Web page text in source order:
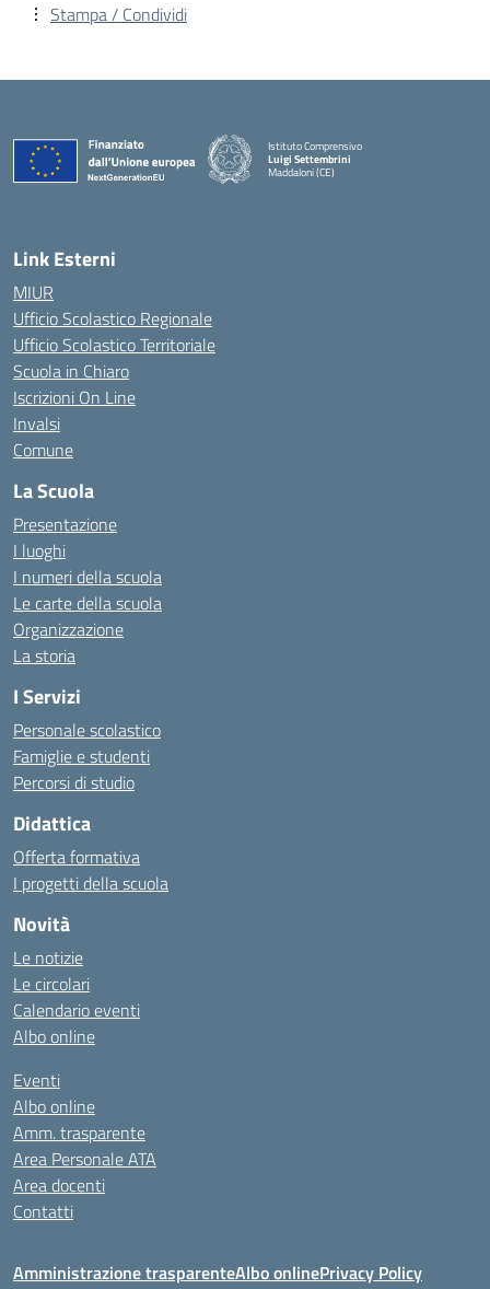
Stampa / Condividi
Istituto Comprensivo
Luigi Settembrini
Maddaloni (CE)
Link Esterni
MIUR
Ufficio Scolastico Regionale
Ufficio Scolastico Territoriale
Scuola in Chiaro
Iscrizioni On Line
Invalsi
Comune
La Scuola
Presentazione
I luoghi
I numeri della scuola
Le carte della scuola
Organizzazione
La storia
I Servizi
Personale scolastico
Famiglie e studenti
Percorsi di studio
Didattica
Offerta formativa
I progetti della scuola
Novità
Le notizie
Le circolari
Calendario eventi
Albo online
Eventi
Albo online
Amm. trasparente
Area Personale ATA
Area docenti
Contatti
Amministrazione trasparenteAlbo onlinePrivacy Policy